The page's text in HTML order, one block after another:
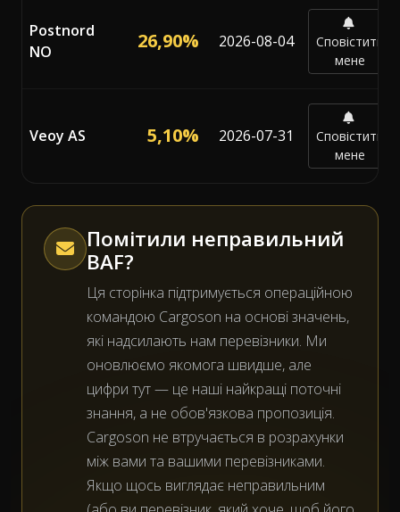
Postnord
NO
26,90% 2026-08-04
Сповістити
мене
Veoy AS 5,10% 2026-07-31
Сповістити
мене
Помітили неправильний
BAF?
Ця сторінка підтримується операційною
командою Cargoson на основі значень,
які надсилають нам перевізники. Ми
оновлюємо якомога швидше, але
цифри тут — це наші найкращі поточні
знання, а не обов'язкова пропозиція.
Cargoson не втручається в розрахунки
між вами та вашими перевізниками.
Якщо щось виглядає неправильним